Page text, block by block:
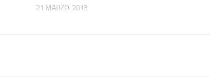
21 MARZO, 2013